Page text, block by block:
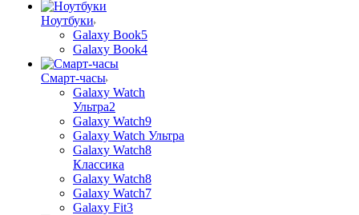
Ноутбуки
Galaxy Book5
Galaxy Book4
Смарт-часы
Galaxy Watch
Ультра2
Galaxy Watch9
Galaxy Watch Ультра
Galaxy Watch8
Классика
Galaxy Watch8
Galaxy Watch7
Galaxy Fit3